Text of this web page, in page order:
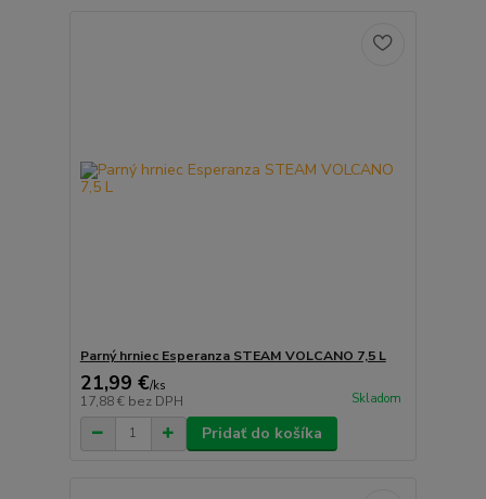
Parný hrniec Esperanza STEAM VOLCANO 7,5 L
21,99 €/ks
17,88 € bez DPH Skladom
Pridať do košíka